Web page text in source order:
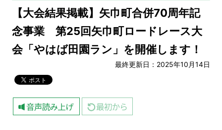
【大会結果掲載】矢巾町合併70周年記
念事業 第25回矢巾町ロードレース大
会「やはば田園ラン」を開催します！
最終更新日：2025年10月14日